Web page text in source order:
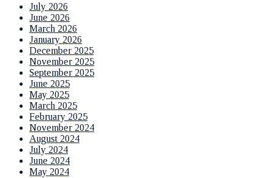
July 2026
June 2026
March 2026
January 2026
December 2025
November 2025
September 2025
June 2025
May 2025
March 2025
February 2025
November 2024
August 2024
July 2024
June 2024
May 2024